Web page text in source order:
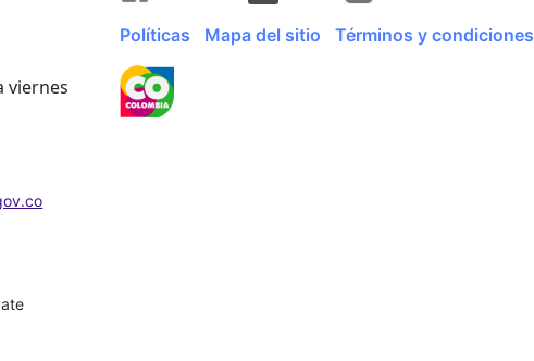
viernes
Políticas Mapa del sitio Términos y condiciones